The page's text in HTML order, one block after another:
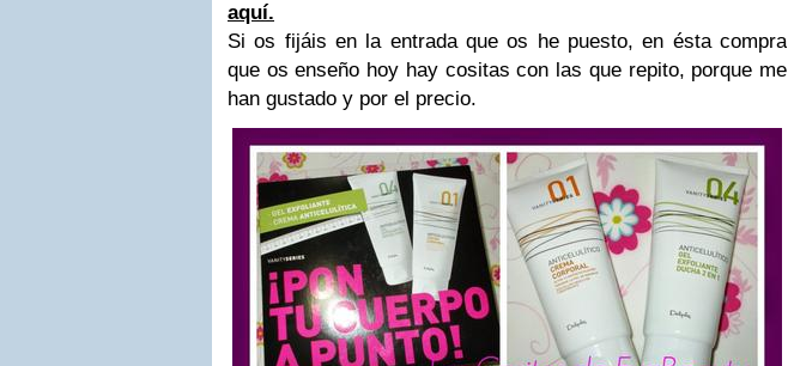
aquí.
Si os fijáis en la entrada que os he puesto, en ésta compra
que os enseño hoy hay cositas con las que repito, porque me
han gustado y por el precio.